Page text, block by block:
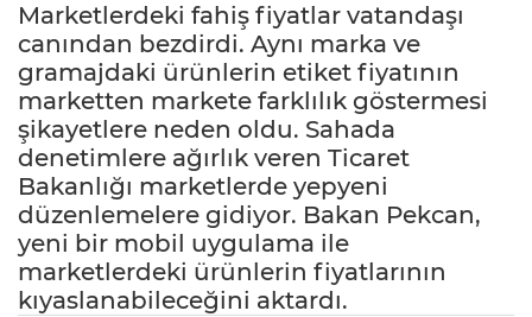
Marketlerdeki fahiş fiyatlar vatandaşı
canından bezdirdi. Aynı marka ve
gramajdaki ürünlerin etiket fiyatının
marketten markete farklılık göstermesi
şikayetlere neden oldu. Sahada
denetimlere ağırlık veren Ticaret
Bakanlığı marketlerde yepyeni
düzenlemelere gidiyor. Bakan Pekcan,
yeni bir mobil uygulama ile
marketlerdeki ürünlerin fiyatlarının
kıyaslanabileceğini aktardı.